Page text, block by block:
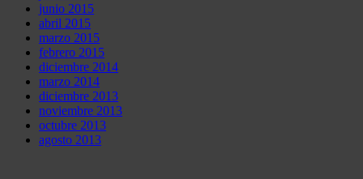
junio 2015
abril 2015
marzo 2015
febrero 2015
diciembre 2014
marzo 2014
diciembre 2013
noviembre 2013
octubre 2013
agosto 2013